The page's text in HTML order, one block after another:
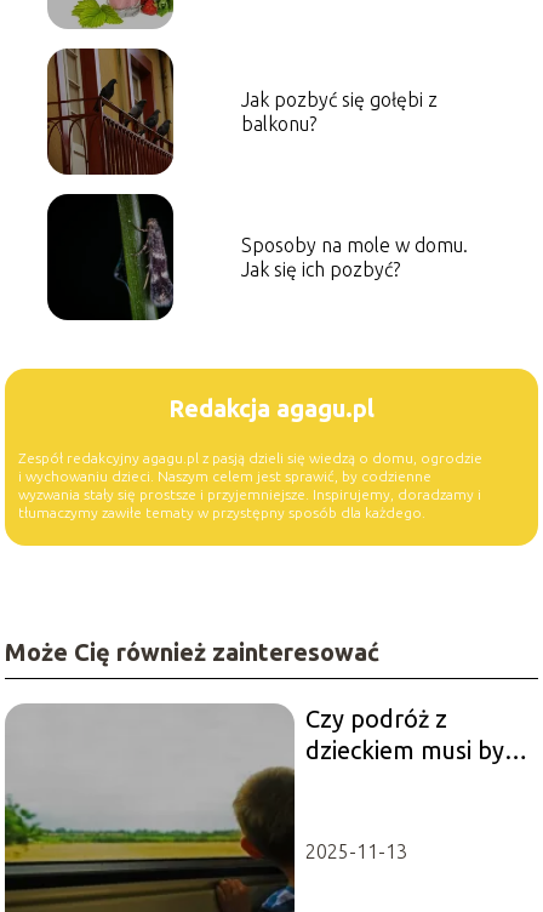
Jak pozbyć się gołębi z
balkonu?
Sposoby na mole w domu.
Jak się ich pozbyć?
Redakcja agagu.pl
Zespół redakcyjny agagu.pl z pasją dzieli się wiedzą o domu, ogrodzie
i wychowaniu dzieci. Naszym celem jest sprawić, by codzienne
wyzwania stały się prostsze i przyjemniejsze. Inspirujemy, doradzamy i
tłumaczymy zawiłe tematy w przystępny sposób dla każdego.
Może Cię również zainteresować
Czy podróż z
dzieckiem musi być
2025-11-13